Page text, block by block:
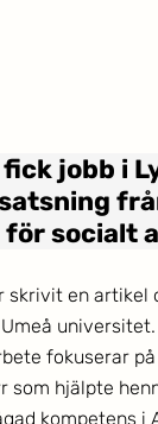
jobb i
socialt
en artikel
fokuserar
som hjälpte
kompetens i